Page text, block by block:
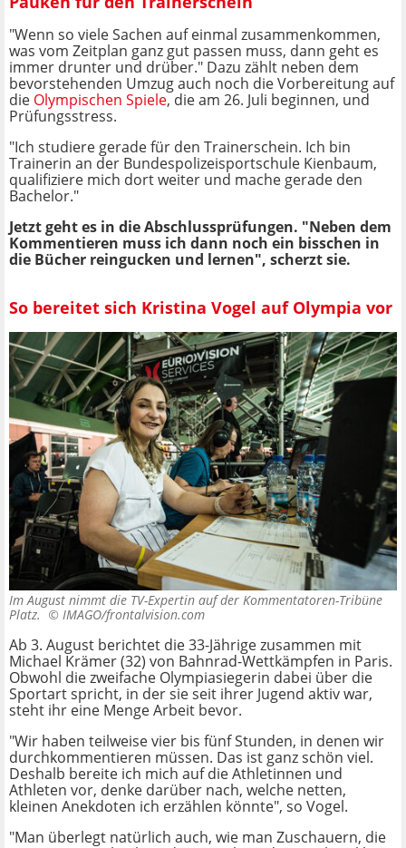
"Wenn so viele Sachen auf einmal zusammenkommen,
was vom Zeitplan ganz gut passen muss, dann geht es
immer drunter und drüber." Dazu zählt neben dem
bevorstehenden Umzug auch noch die Vorbereitung auf
die Olympischen Spiele, die am 26. Juli beginnen, und
Prüfungsstress.
"Ich studiere gerade für den Trainerschein. Ich bin
Trainerin an der Bundespolizeisportschule Kienbaum,
qualifiziere mich dort weiter und mache gerade den
Bachelor."
Jetzt geht es in die Abschlussprüfungen. "Neben dem
Kommentieren muss ich dann noch ein bisschen in
die Bücher reingucken und lernen", scherzt sie.
So bereitet sich Kristina Vogel auf Olympia vor
Im August nimmt die TV-Expertin auf der Kommentatoren-Tribüne
Platz. © IMAGO/frontalvision.com
Ab 3. August berichtet die 33-Jährige zusammen mit
Michael Krämer (32) von Bahnrad-Wettkämpfen in Paris.
Obwohl die zweifache Olympiasiegerin dabei über die
Sportart spricht, in der sie seit ihrer Jugend aktiv war,
steht ihr eine Menge Arbeit bevor.
"Wir haben teilweise vier bis fünf Stunden, in denen wir
durchkommentieren müssen. Das ist ganz schön viel.
Deshalb bereite ich mich auf die Athletinnen und
Athleten vor, denke darüber nach, welche netten,
kleinen Anekdoten ich erzählen könnte", so Vogel.
"Man überlegt natürlich auch, wie man Zuschauern, die